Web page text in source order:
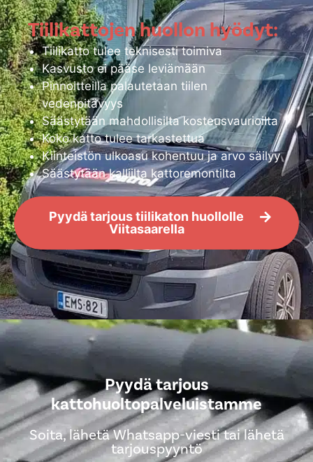
Tiilikattojen huollon hyödyt:
Tiilikatto tulee teknisesti toimiva
Kasvusto ei pääse leviämään
Pinnoitteilla palautetaan tiilen
vedenpitävyys
Säästytään mahdollisilta kosteusvaurioilta
Koko katto tulee tarkastettua
Kiinteistön ulkoasu kohentuu ja arvo säilyy
Säästytään kalliilta kattoremontilta
Pyydä tarjous tiilikaton huollolle
Viitasaarella
Pyydä tarjous
kattohuoltopalveluistamme
Soita, lähetä Whatsapp-viesti tai lähetä
tarjouspyyntö